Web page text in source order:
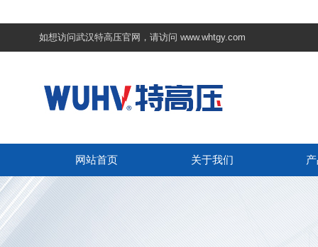
如想访问武汉特高压官网，请访问 www.whtgy.com
网站首页 关于我们